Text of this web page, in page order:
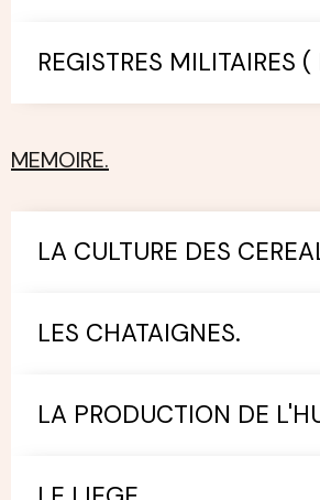
REGISTRES MILITAIRES (
MEMOIRE.
LA CULTURE DES
LES CHATAIGNES.
LA PRODUCTION DE